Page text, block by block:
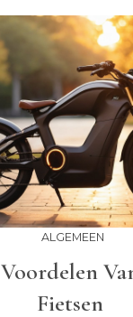
ALGEMEEN
Fietsen